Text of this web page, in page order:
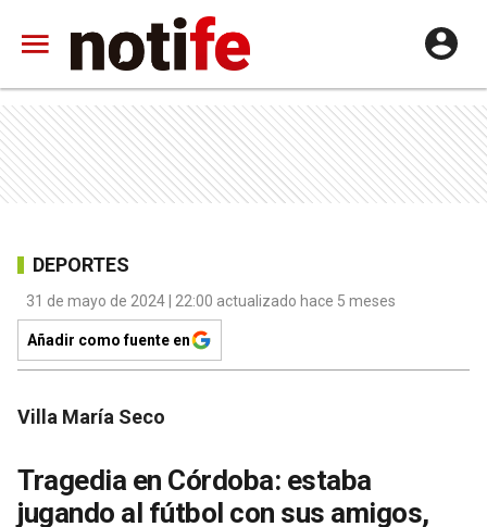
DEPORTES
31 de mayo de 2024 | 22:00 actualizado hace 5 meses
Añadir como fuente en
Villa María Seco
Tragedia en Córdoba: estaba
jugando al fútbol con sus amigos,